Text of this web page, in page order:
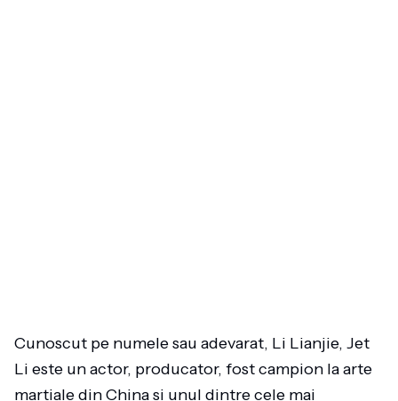
Cunoscut pe numele sau adevarat, Li Lianjie, Jet
Li este un actor, producator, fost campion la arte
martiale din China si unul dintre cele mai